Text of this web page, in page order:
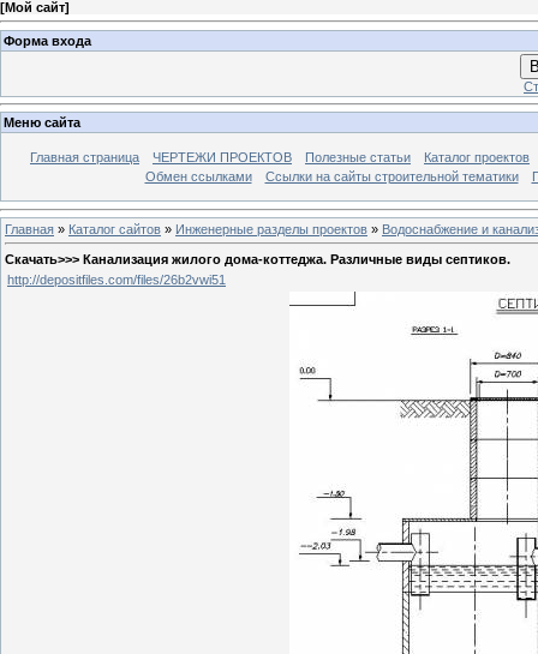
[Мой сайт]
Форма входа
Меню сайта
Главная страница ЧЕРТЕЖИ ПРОЕКТОВ Полезные статьи
Каталог проектов
Обмен ссылками
Ссылки на сайты строительной тематики
Главная » Каталог сайтов » Инженерные разделы проектов » Водоснабжение и
Скачать>>> Канализация жилого дома-коттеджа. Различные виды септиков.
http://depositfiles.com/files/26b2vwi51